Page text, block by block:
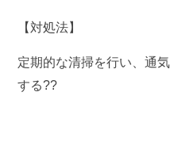
【対処法】
定期的な清掃を行い、通
する??